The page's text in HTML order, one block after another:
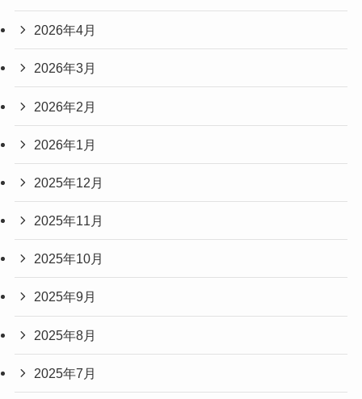
2026年4月
2026年3月
2026年2月
2026年1月
2025年12月
2025年11月
2025年10月
2025年9月
2025年8月
2025年7月